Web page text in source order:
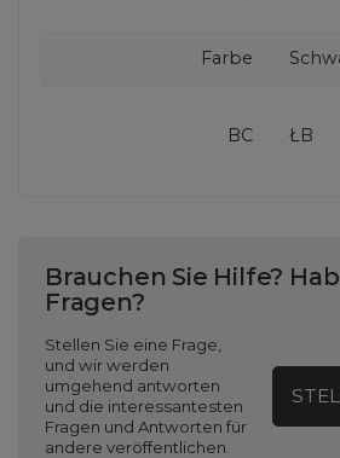
Farbe
BC ŁB
Brauchen Sie Hilfe?
Fragen?
Stellen Sie eine Frage,
und wir werden
umgehend antworten
und die interessantesten
Fragen und Antworten für
andere veröffentlichen.